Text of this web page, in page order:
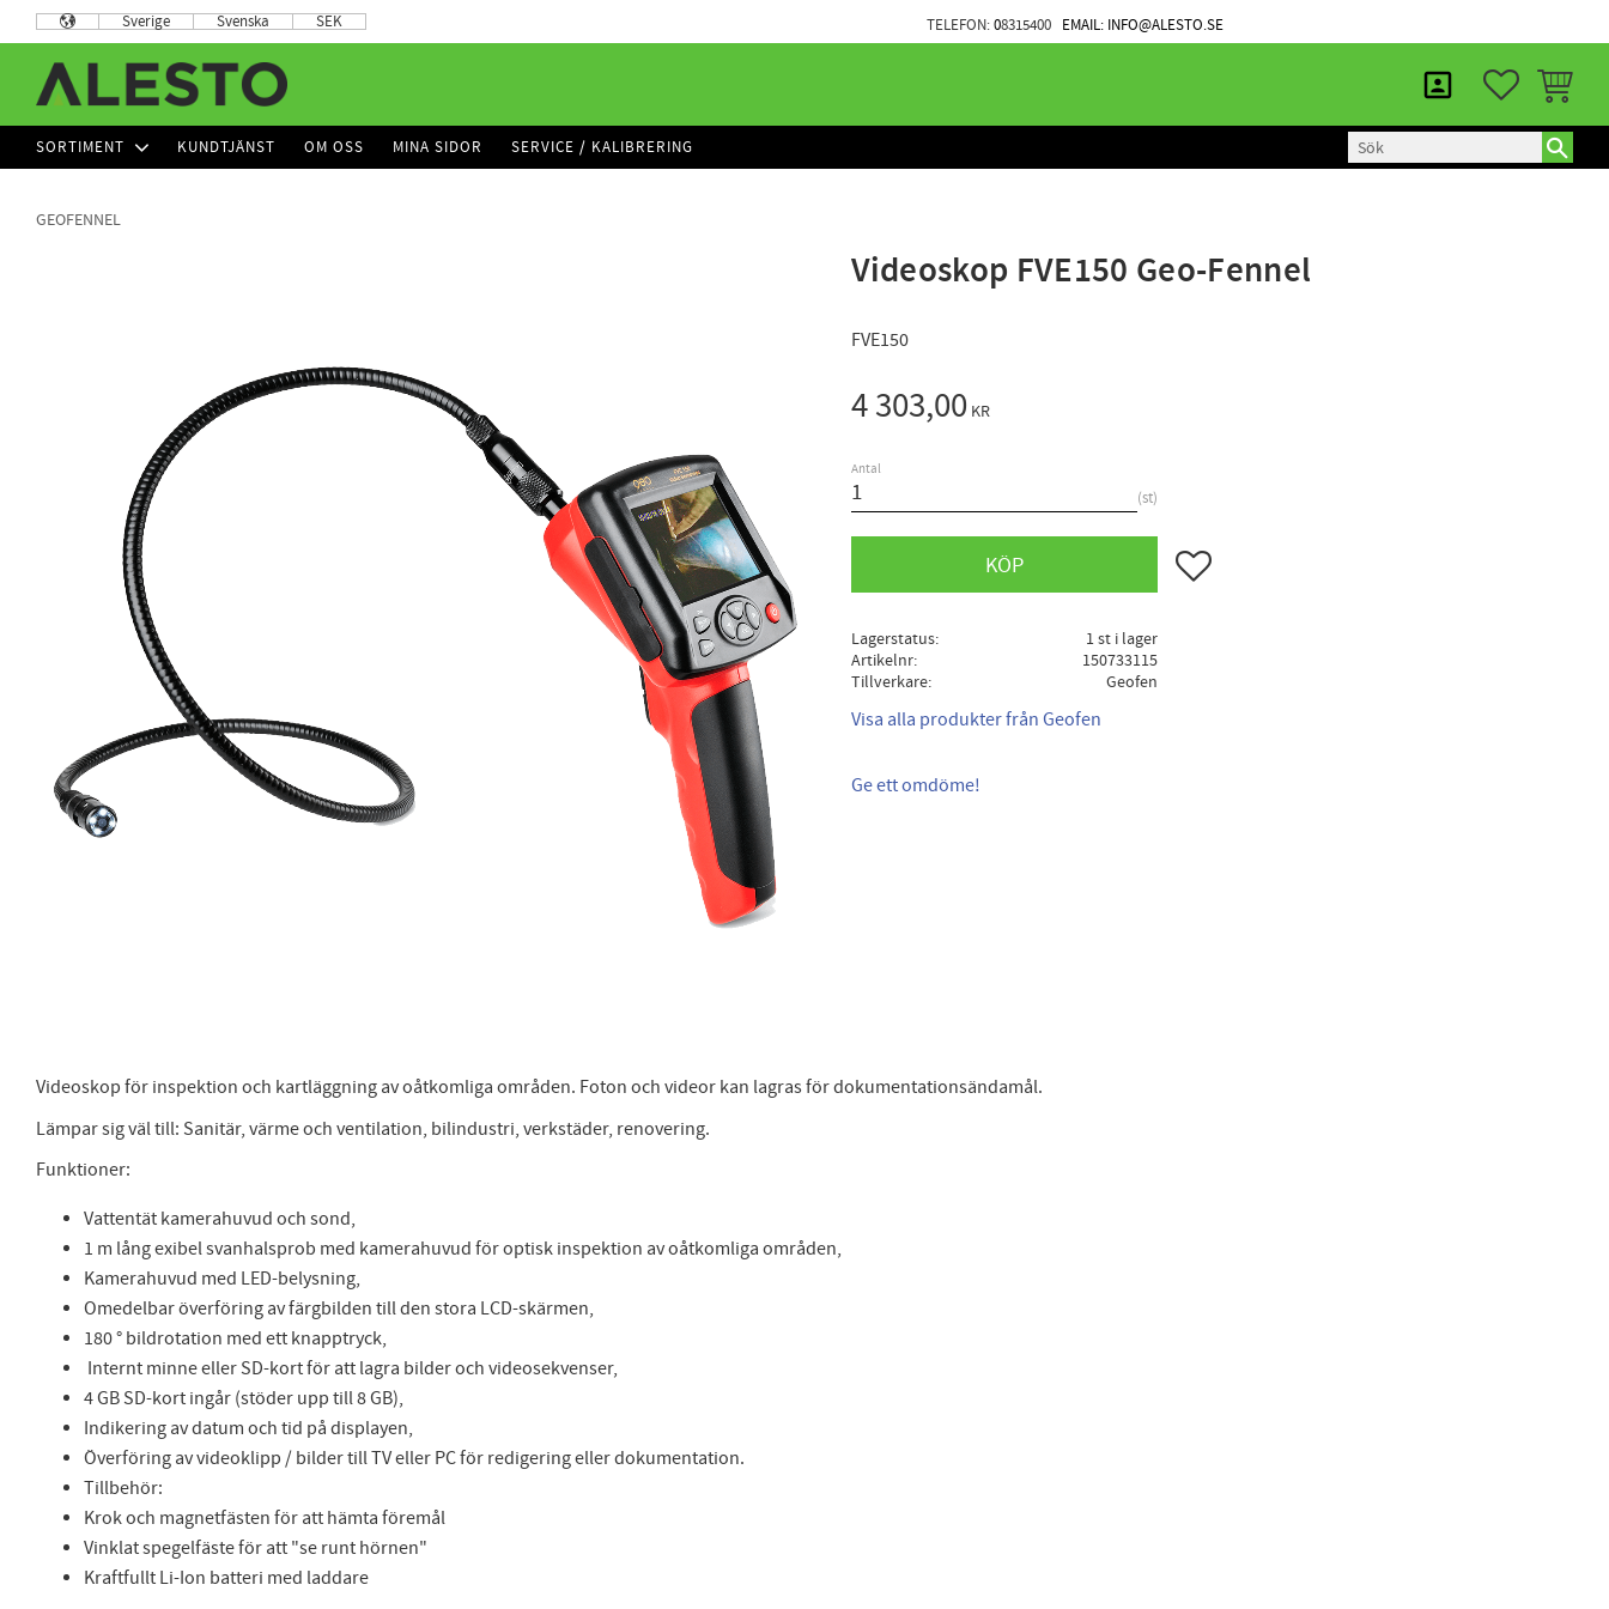
Sverige Svenska SEK TELEFON:08315400 EMAIL: INFO@ALESTO.SE
FAVORITER
SORTIMENT KUNDTJÄNST OM OSS MINA SIDOR SERVICE / KALIBRERING
GEOFENNEL
Videoskop FVE150 Geo-Fennel
FVE150
4 303,00KR
Antal
st
KÖP Lägg till i favoriter
Lagerstatus
1 st i lager
Artikelnr
150733115
Tillverkare
Geofen
Visa alla produkter från Geofen
Ge ett omdöme!
Videoskop för inspektion och kartläggning av oåtkomliga områden. Foton och videor kan lagras för dokumentationsändamål.
Lämpar sig väl till: Sanitär, värme och ventilation, bilindustri, verkstäder, renovering.
Funktioner:
Vattentät kamerahuvud och sond,
1 m lång exibel svanhalsprob med kamerahuvud för optisk inspektion av oåtkomliga områden,
Kamerahuvud med LED-belysning,
Omedelbar överföring av färgbilden till den stora LCD-skärmen,
180 ° bildrotation med ett knapptryck,
Internt minne eller SD-kort för att lagra bilder och videosekvenser,
4 GB SD-kort ingår (stöder upp till 8 GB),
Indikering av datum och tid på displayen,
Överföring av videoklipp / bilder till TV eller PC för redigering eller dokumentation.
Tillbehör:
Krok och magnetfästen för att hämta föremål
Vinklat spegelfäste för att "se runt hörnen"
Kraftfullt Li-Ion batteri med laddare